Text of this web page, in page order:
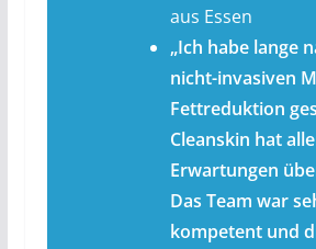
aus Essen
„Ich habe lange
nicht-invasiven
Fettreduktion
Cleanskin hat
Erwartungen
Das Team war
kompetent und